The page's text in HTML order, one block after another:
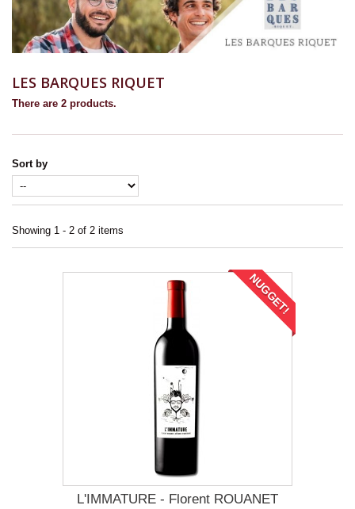
LES BARQUES RIQUET
There are 2 products.
Sort by
Showing 1 - 2 of 2 items
NUGGET!
L'IMMATURE - Florent ROUANET